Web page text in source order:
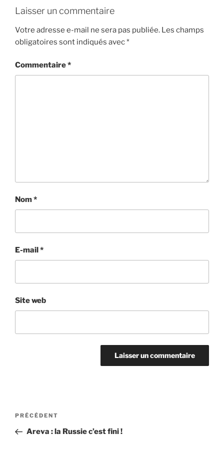
Laisser un commentaire
Votre adresse e-mail ne sera pas publiée. Les champs
obligatoires sont indiqués avec*
Commentaire*
Nom*
E-mail*
Site web
Navigation
l’article
Article
précédent
PRÉCÉDENT
Areva : la Russie c’est fini !